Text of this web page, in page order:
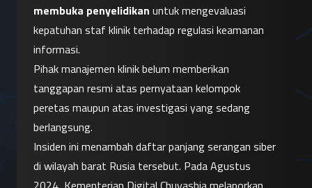
membuka penyelidikan untuk mengevaluasi
kepatuhan staf klinik terhadap regulasi keamanan
informasi.
Pihak manajemen klinik belum memberikan
tanggapan resmi atas pernyataan kelompok
peretas maupun atas investigasi yang sedang
berlangsung.
Insiden ini menambah daftar panjang serangan siber
di wilayah barat Rusia tersebut. Pada Agustus